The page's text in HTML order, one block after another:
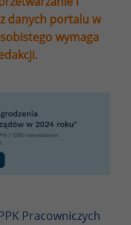
danych portalu w
wymaga
Pracowniczych